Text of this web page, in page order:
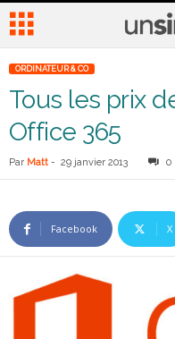
ORDINATEUR & CO
Tous les prix
Office 365
Par Matt - 29 janvier 2013 0
Facebook X